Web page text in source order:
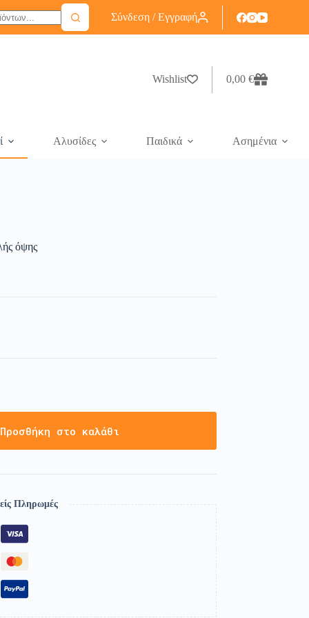
Σύνδεση / Εγγραφή
Wishlist 0,00 €
Αλυσίδες Παιδικά Ασημένια
όψης
Προσθήκη στο καλάθι
Πληρωμές